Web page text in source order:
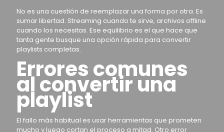
No es una cuestión de reemplazar una forma por otra. Es
sumar libertad. Streaming cuando te sirve, archivos offline
cuando los necesitas. Ese equilibrio es el que hace que
tanta gente busque una opción rápida para convertir
playlists completas.
Errores comunes
al convertir una
playlist
El fallo más habitual es usar herramientas que prometen
mucho y luego cortan el proceso a mitad. Otro error